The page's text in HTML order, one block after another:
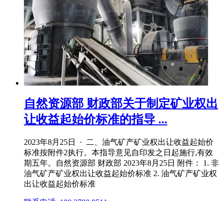
自然资源部 财政部关于制定矿业权出
让收益起始价标准的指导 ...
2023年8月25日 · 二、油气矿产矿业权出让收益起始价
标准按附件2执行。本指导意见自印发之日起施行,有效
期五年。自然资源部 财政部 2023年8月25日 附件： 1. 非
油气矿产矿业权出让收益起始价标准 2. 油气矿产矿业权
出让收益起始价标准